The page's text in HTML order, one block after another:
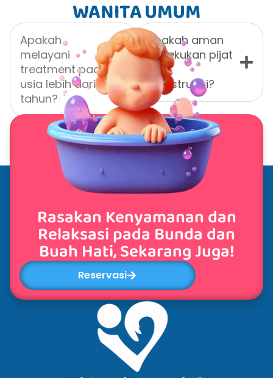
WANITA UMUM
Apakah
melayani
treatment pada
usia lebih dari 10
tahun?
Apakah aman
melakukan pijat
saat
menstruasi?
Rasakan Kenyamanan dan
Relaksasi pada Bunda dan
Buah Hati, Sekarang Juga!
Reservasi